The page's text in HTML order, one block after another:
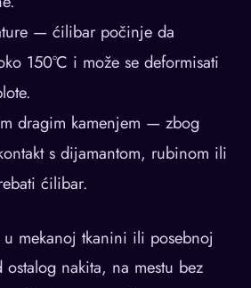
— ćilibar počinje da
150°C i može se deformisati
dragim kamenjem — zbog
s dijamantom, rubinom ili
ćilibar.
mekanoj tkanini ili posebnoj
nakita, na mestu bez